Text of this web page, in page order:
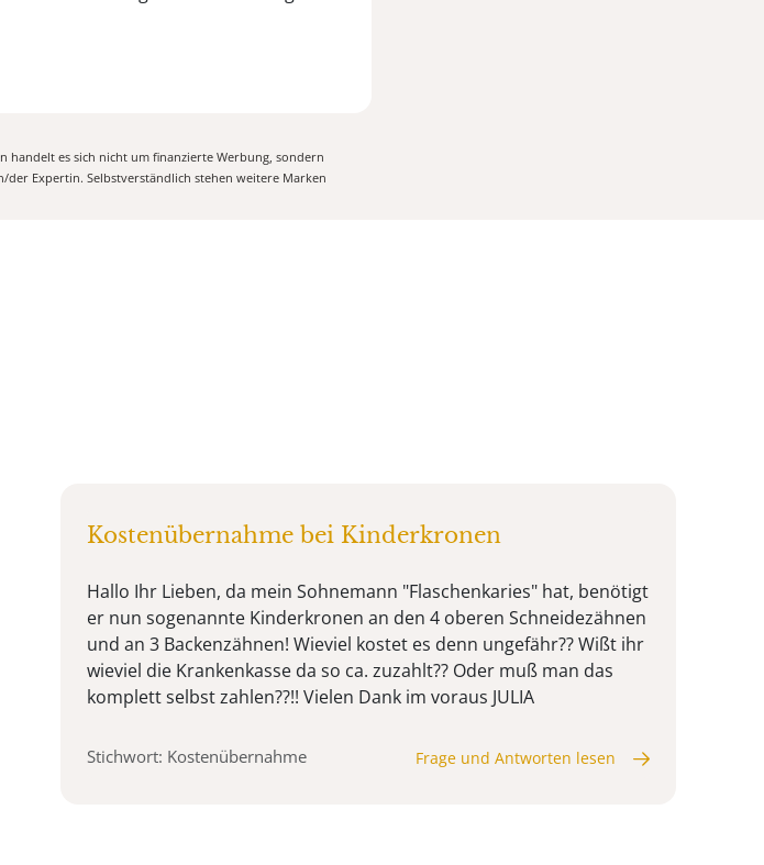
es sich nicht um finanzierte Werbung, sondern
der Expertin. Selbstverständlich stehen weitere Marken
Kostenübernahme bei Kinderkronen
Hallo Ihr Lieben, da mein Sohnemann "Flaschenkaries" hat, benötigt
er nun sogenannte Kinderkronen an den 4 oberen Schneidezähnen
und an 3 Backenzähnen! Wieviel kostet es denn ungefähr?? Wißt ihr
wieviel die Krankenkasse da so ca. zuzahlt?? Oder muß man das
komplett selbst zahlen??!! Vielen Dank im voraus JULIA
Stichwort: Kostenübernahme Frage und Antworten lesen